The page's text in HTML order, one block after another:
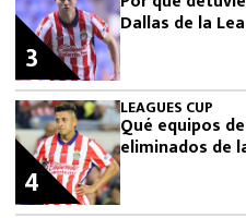
Dallas de la
3
LEAGUES CUP
Qué equipos
eliminados de
4